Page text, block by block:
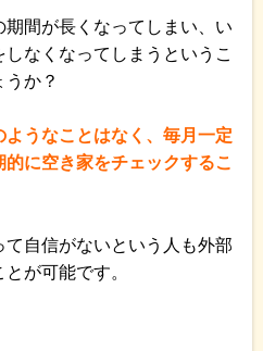
間が長くなってしまい、い
なくなってしまうというこ
か？
うなことはなく、毎月一定
に空き家をチェックするこ
自信がないという人も外部
が可能です。